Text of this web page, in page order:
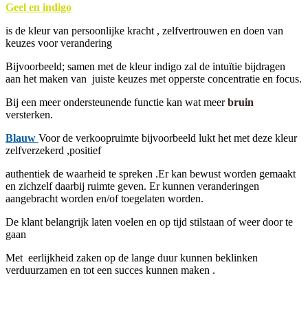
Geel en indigo
is de kleur van persoonlijke kracht , zelfvertrouwen en doen van
keuzes voor verandering
Bijvoorbeeld; samen met de kleur indigo zal de intuïtie bijdragen
aan het maken van juiste keuzes met opperste concentratie en focus.
Bij een meer ondersteunende functie kan wat meerbruin
versterken.
Blauw Voor de verkoopruimte bijvoorbeeld lukt het met deze kleur
zelfverzekerd ,positief
authentiek de waarheid te spreken .Er kan bewust worden gemaakt
en zichzelf daarbij ruimte geven. Er kunnen veranderingen
aangebracht worden en/of toegelaten worden.
De klant belangrijk laten voelen en op tijd stilstaan of weer door te
gaan
Met eerlijkheid zaken op de lange duur kunnen beklinken
verduurzamen en tot een succes kunnen maken .